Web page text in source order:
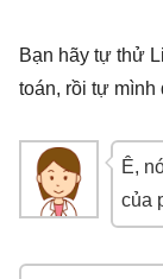
Bạn hãy tự thử
toán, rồi tự
Ê,
của